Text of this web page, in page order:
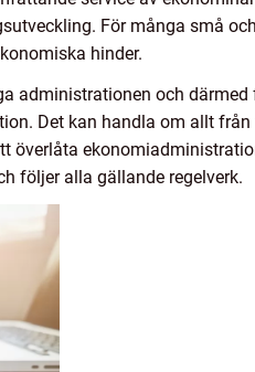
För många små
hinder.
administrationen och
Det kan handla om allt
överlåta
följer alla gällande regelverk.